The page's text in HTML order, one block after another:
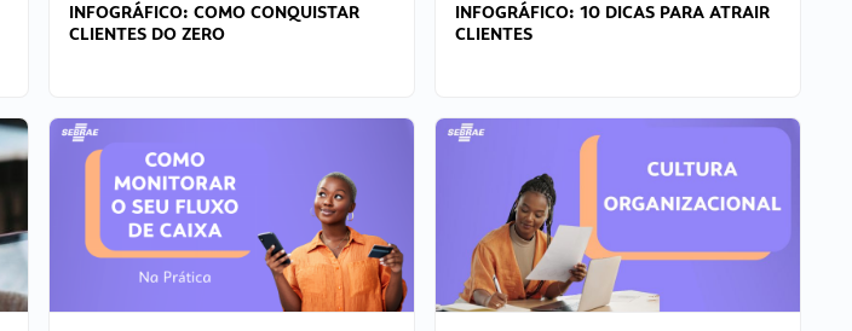
INFOGRÁFICO: COMO CONQUISTAR
CLIENTES DO ZERO
INFOGRÁFICO: 10 DICAS PARA ATRAIR
CLIENTES